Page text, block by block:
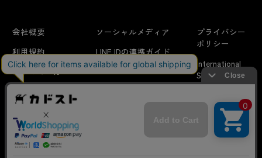
会社概要
利用規約
はじめての方へ
ソーシャルメディア
LINE IDの連携ガイド
FAQ
プライバシー
ポリシー
International
Shipping
リクエスト
当サイトでは利用体験の向上およびコンテンツの最適な提供、ト
ラフィックの分析を目的としてCookieを使用しています。
サイトの閲覧を継続された場合、Cookieの利用に同意したことも
のといたします。
詳細については